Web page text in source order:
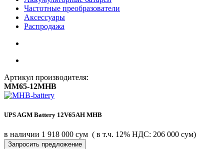
Частотные преобразователи
Аксессуары
Распродажа
Артикул производителя:
MM65-12MHB
UPS AGM Battery 12V65AH MHB
в наличии 1 918 000 сум ( в т.ч. 12% НДС: 206 000 сум)
Запросить предложение